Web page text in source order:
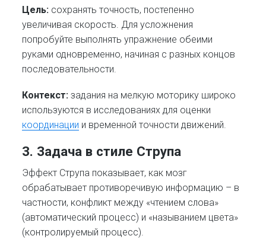
Цель: сохранять точность, постепенно
увеличивая скорость. Для усложнения
попробуйте выполнять упражнение обеими
руками одновременно, начиная с разных концов
последовательности.
Контекст: задания на мелкую моторику широко
используются в исследованиях для оценки
координации и временной точности движений.
3. Задача в стиле Струпа
Эффект Струпа показывает, как мозг
обрабатывает противоречивую информацию – в
частности, конфликт между «чтением слова»
(автоматический процесс) и «называнием цвета»
(контролируемый процесс).